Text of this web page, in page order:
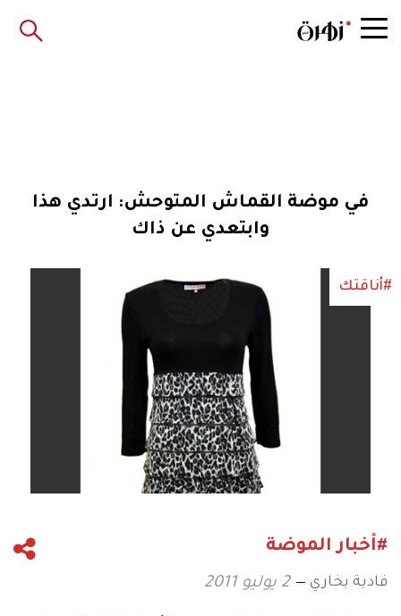
في موضة القماش المتوحش: ارتدي هذا
وابتعدي عن ذاك
#أناقتك
#أخبار الموضة
فادية بخاري 2 يوليو 2011